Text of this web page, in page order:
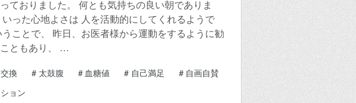
ておりました。 何とも気持ちの良い朝でありま
った心地よさは 人を活動的にしてくれるようで
ことで、 昨日、お医者様から運動をするように勧
ともあり、 …
換 # 太鼓腹 # 血糖値 # 自己満足 # 自画自賛
ョン